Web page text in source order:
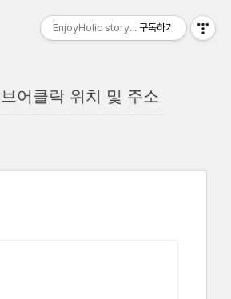
어클락 위치 및 주소
EnjoyHolic story... 구독하기